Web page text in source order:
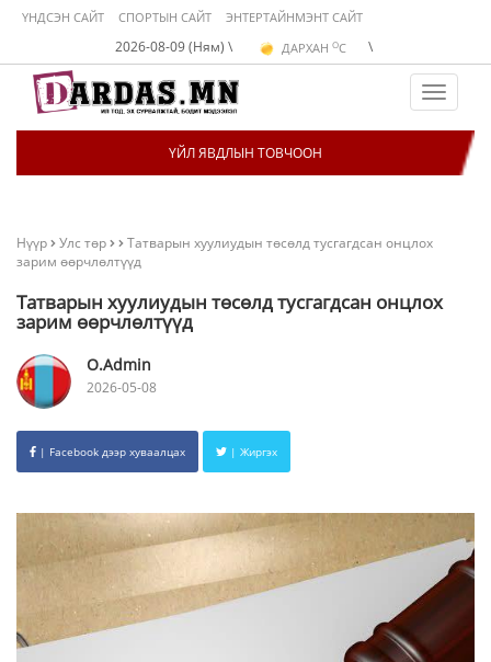
ҮНДСЭН САЙТ СПОРТЫН САЙТ ЭНТЕРТАЙНМЭНТ САЙТ
2026-08-09 (Ням) \ ДАРХАН OC
ЭРДЭНЭТ C
\
Toggle
ҮЙЛ ЯВДЛЫН ТОВЧООН
Нүүр Улс төр
Татварын хуулиудын төсөлд тусгагдсан онцлох
зарим өөрчлөлтүүд
Татварын хуулиудын төсөлд тусгагдсан онцлох
зарим өөрчлөлтүүд
O.Admin
2026-05-08
| Facebook дээр хуваалцах | Жиргэх